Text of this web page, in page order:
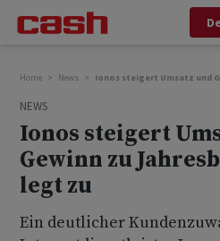
Home News Ionos steigert Umsatz und
NEWS
Ionos steigert
Gewinn zu
legt zu
Ein deutlicher